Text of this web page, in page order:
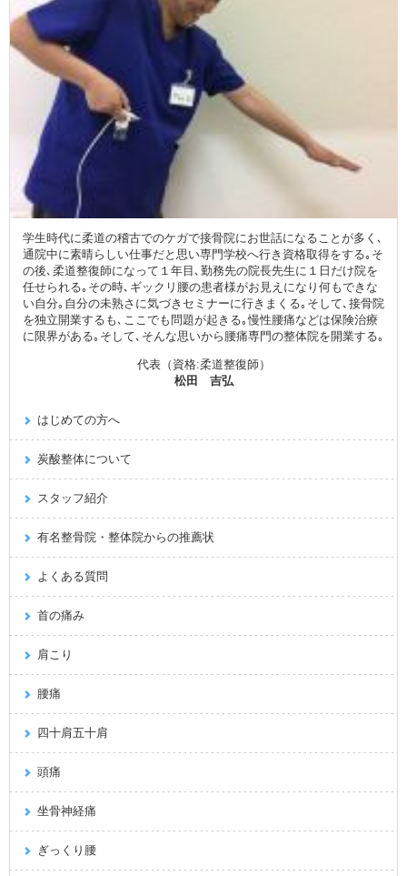
学生時代に柔道の稽古でのケガで接骨院にお世話になることが多く､
通院中に素晴らしい仕事だと思い専門学校へ行き資格取得をする｡そ
の後､柔道整復師になって１年目､勤務先の院長先生に１日だけ院を
任せられる｡その時､ギックリ腰の患者様がお見えになり何もできな
い自分｡自分の未熟さに気づきセミナーに行きまくる｡そして､接骨院
を独立開業するも､ここでも問題が起きる｡慢性腰痛などは保険治療
に限界がある｡そして､そんな思いから腰痛専門の整体院を開業する｡
代表（資格:柔道整復師）
松田 吉弘
はじめての方へ
炭酸整体について
スタッフ紹介
有名整骨院・整体院からの推薦状
よくある質問
首の痛み
肩こり
腰痛
四十肩五十肩
頭痛
坐骨神経痛
ぎっくり腰